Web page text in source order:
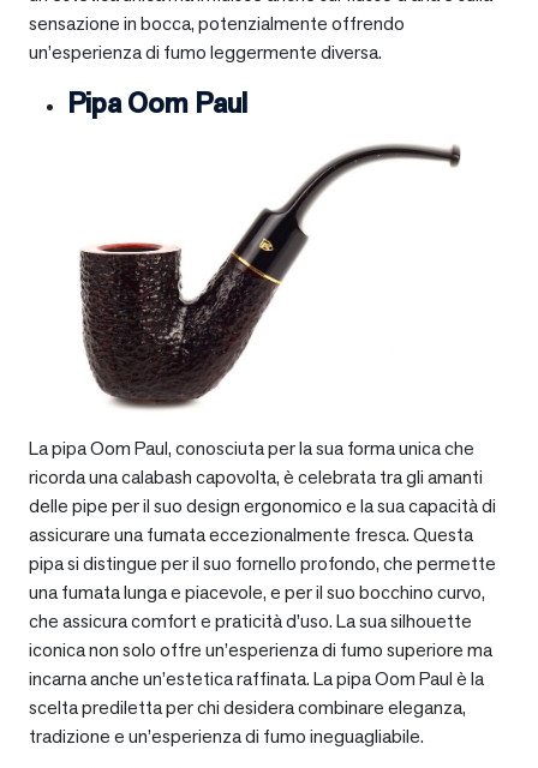
sensazione in bocca, potenzialmente offrendo
un’esperienza di fumo leggermente diversa.
Pipa Oom Paul
La pipa Oom Paul, conosciuta per la sua forma unica che
ricorda una calabash capovolta, è celebrata tra gli amanti
delle pipe per il suo design ergonomico e la sua capacità di
assicurare una fumata eccezionalmente fresca. Questa
pipa si distingue per il suo fornello profondo, che permette
una fumata lunga e piacevole, e per il suo bocchino curvo,
che assicura comfort e praticità d’uso. La sua silhouette
iconica non solo offre un’esperienza di fumo superiore ma
incarna anche un’estetica raffinata. La pipa Oom Paul è la
scelta prediletta per chi desidera combinare eleganza,
tradizione e un’esperienza di fumo ineguagliabile.